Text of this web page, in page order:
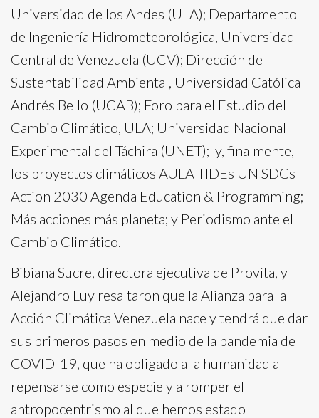
Universidad de los Andes (ULA); Departamento
de Ingeniería Hidrometeorológica, Universidad
Central de Venezuela (UCV); Dirección de
Sustentabilidad Ambiental, Universidad Católica
Andrés Bello (UCAB); Foro para el Estudio del
Cambio Climático, ULA; Universidad Nacional
Experimental del Táchira (UNET); y, finalmente,
los proyectos climáticos AULA TIDEs UN SDGs
Action 2030 Agenda Education & Programming;
Más acciones más planeta; y Periodismo ante el
Cambio Climático.
Bibiana Sucre, directora ejecutiva de Provita, y
Alejandro Luy resaltaron que la Alianza para la
Acción Climática Venezuela nace y tendrá que dar
sus primeros pasos en medio de la pandemia de
COVID-19, que ha obligado a la humanidad a
repensarse como especie y a romper el
antropocentrismo al que hemos estado